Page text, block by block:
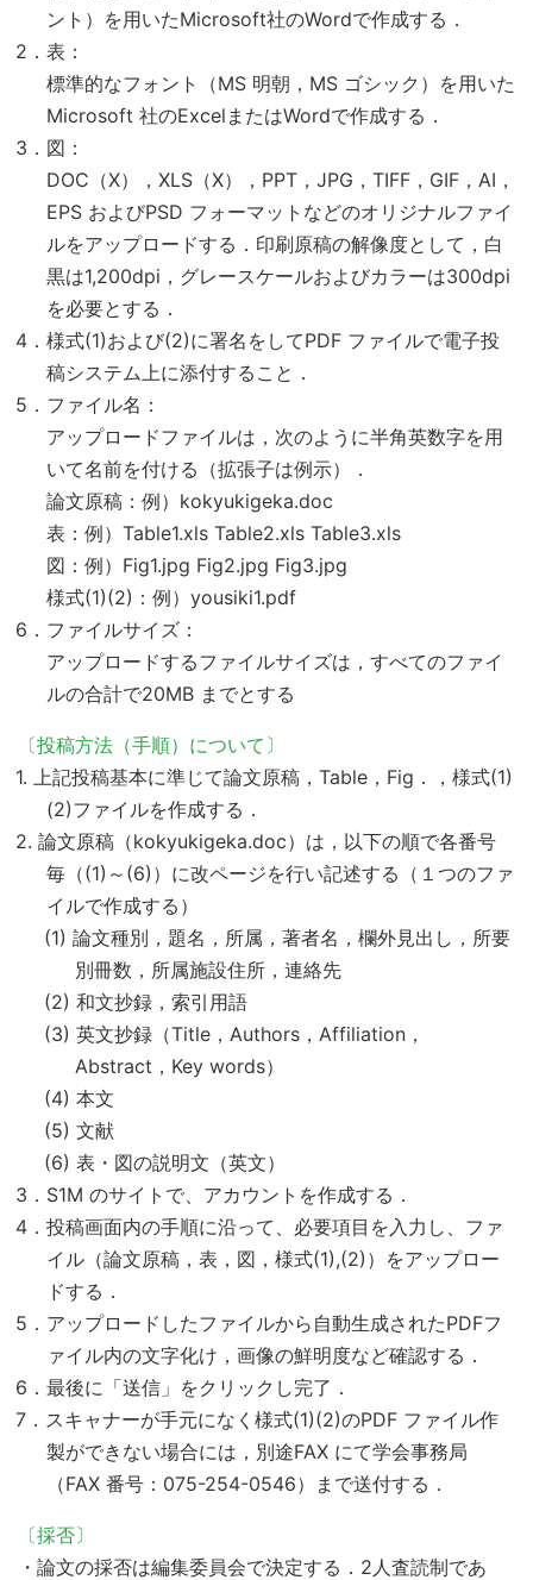
ント）を用いたMicrosoft社のWordで作成する．
2．表：
標準的なフォント（MS 明朝，MS ゴシック）を用いた
Microsoft 社のExcelまたはWordで作成する．
3．図：
DOC（X），XLS（X），PPT，JPG，TIFF，GIF，AI，
EPS およびPSD フォーマットなどのオリジナルファイ
ルをアップロードする．印刷原稿の解像度として，白
黒は1,200dpi，グレースケールおよびカラーは300dpi
を必要とする．
4．様式(1)および(2)に署名をしてPDF ファイルで電子投
稿システム上に添付すること．
5．ファイル名：
アップロードファイルは，次のように半角英数字を用
いて名前を付ける（拡張子は例示）．
論文原稿：例）kokyukigeka.doc
表：例）Table1.xls Table2.xls Table3.xls
図：例）Fig1.jpg Fig2.jpg Fig3.jpg
様式(1)(2)：例）yousiki1.pdf
6．ファイルサイズ：
アップロードするファイルサイズは，すべてのファイ
ルの合計で20MB までとする
〔投稿方法（手順）について〕
1. 上記投稿基本に準じて論文原稿，Table，Fig．，様式(1)
(2)ファイルを作成する．
2. 論文原稿（kokyukigeka.doc）は，以下の順で各番号
毎（(1)～(6)）に改ページを行い記述する（１つのファ
イルで作成する）
(1) 論文種別，題名，所属，著者名，欄外見出し，所要
別冊数，所属施設住所，連絡先
(2) 和文抄録，索引用語
(3) 英文抄録（Title，Authors，Affiliation，
Abstract，Key words）
(4) 本文
(5) 文献
(6) 表・図の説明文（英文）
3．S1M のサイトで、アカウントを作成する．
4．投稿画面内の手順に沿って、必要項目を入力し、ファ
イル（論文原稿，表，図，様式(1),(2)）をアップロー
ドする．
5．アップロードしたファイルから自動生成されたPDFフ
ァイル内の文字化け，画像の鮮明度など確認する．
6．最後に「送信」をクリックし完了．
7．スキャナーが手元になく様式(1)(2)のPDF ファイル作
製ができない場合には，別途FAX にて学会事務局
（FAX 番号：075-254-0546）まで送付する．
〔採否〕
・論文の採否は編集委員会で決定する．2人査読制であ